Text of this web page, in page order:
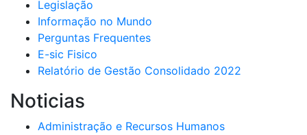
Legislação
Informação no Mundo
Perguntas Frequentes
E-sic Fisico
Relatório de Gestão Consolidado 2022
Noticias
Administração e Recursos Humanos